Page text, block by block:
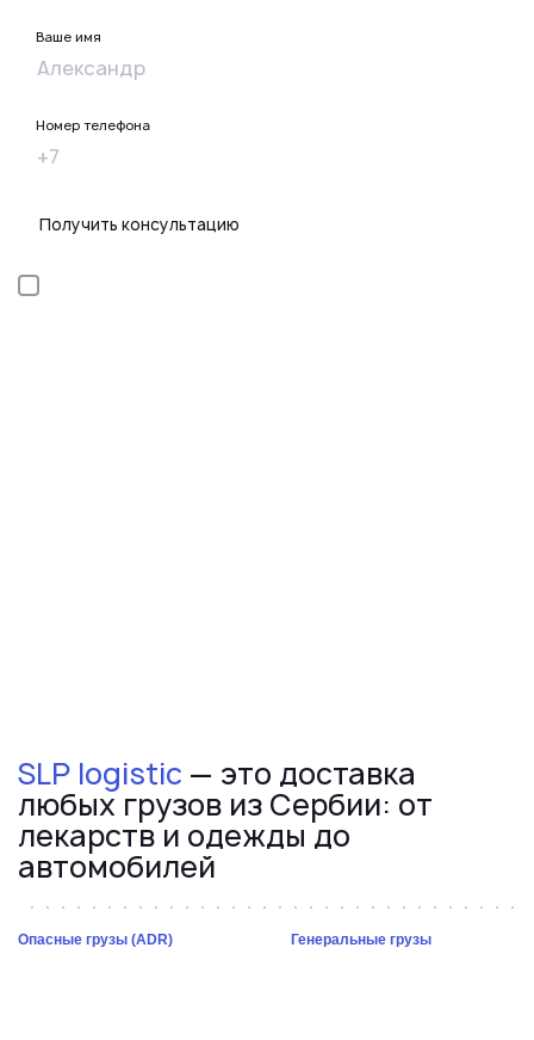
Ваше имя
Номер телефона
Получить консультацию
SLP logistic — это доставка
любых грузов из Сербии: от
лекарств и одежды до
автомобилей
Опасные грузы (ADR) Генеральные грузы